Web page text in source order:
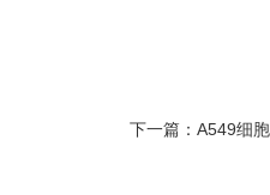
下一篇： A549细